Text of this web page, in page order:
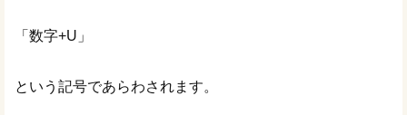
「数字+U」
という記号であらわされます。